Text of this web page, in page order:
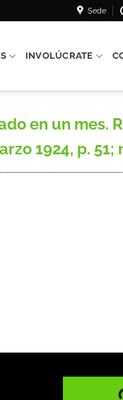
Sede
INVOLÚCRATE
en un
1924, p. 51;